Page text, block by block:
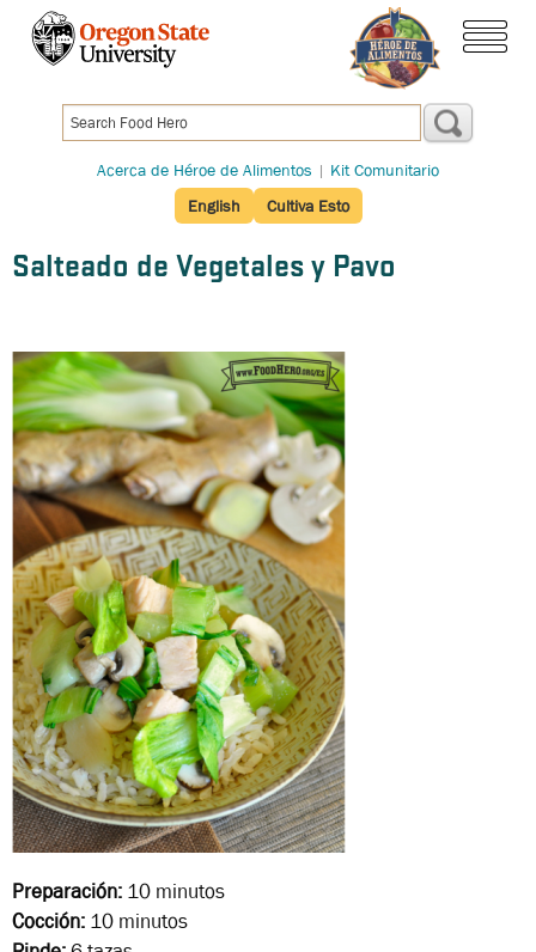
Pasar
principal
Acerca de Héroe de Alimentos | Kit Comunitario
English
Cultiva Esto
Salteado de Vegetales y Pavo
Preparación: 10 minutos
Cocción: 10 minutos